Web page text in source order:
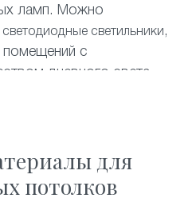
ламп. Можно
светильники ,
помещений с
дневного света.
со скидкой, и мы в
вашу квартиру в
для
потолков